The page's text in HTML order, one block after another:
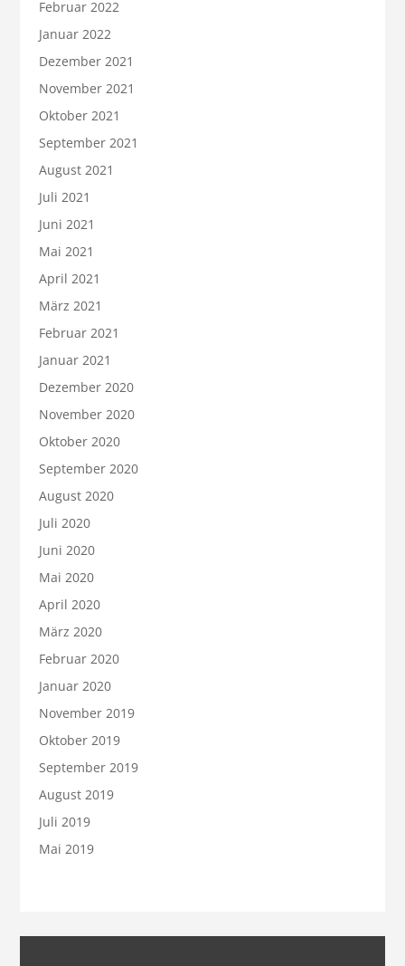
Februar 2022
Januar 2022
Dezember 2021
November 2021
Oktober 2021
September 2021
August 2021
Juli 2021
Juni 2021
Mai 2021
April 2021
März 2021
Februar 2021
Januar 2021
Dezember 2020
November 2020
Oktober 2020
September 2020
August 2020
Juli 2020
Juni 2020
Mai 2020
April 2020
März 2020
Februar 2020
Januar 2020
November 2019
Oktober 2019
September 2019
August 2019
Juli 2019
Mai 2019